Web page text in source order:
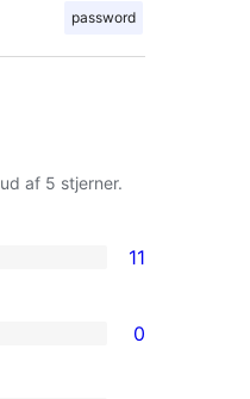
password
ud af 5 stjerner.
11
0